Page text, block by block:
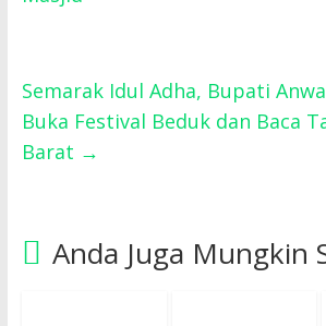
Semarak Idul Adha, Bupati
Buka Festival Beduk dan Baca
Barat →
Anda Juga Mungkin